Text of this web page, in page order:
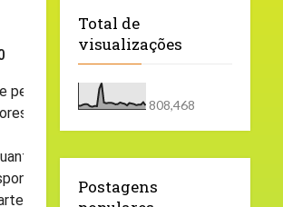
aos prédios dos fóruns em
as seguintes orientações para a
custos legis, as audiências poderão
utilizando a ferramenta
advogados e
Total de
visualizações
808,468
Postagens